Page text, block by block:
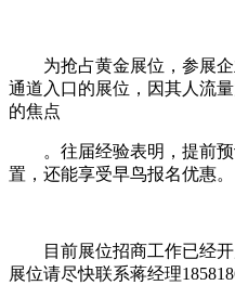
为抢占黄金展位，参展
通道入口的展位，因其人流
的焦点
。往届经验表明，提前
置，还能享受早鸟报名优惠。
目前展位招商工作已经
展位请尽快联系蒋经理